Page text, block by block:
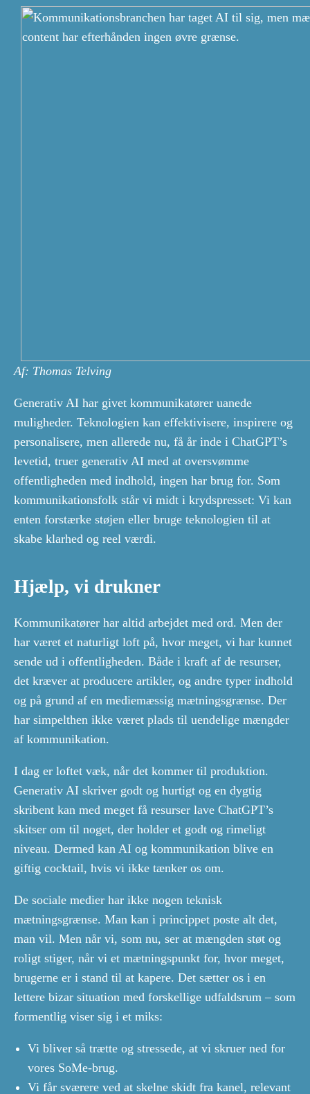
Af: Thomas Telving
Generativ AI har givet kommunikatører uanede
muligheder. Teknologien kan effektivisere, inspirere og
personalisere, men allerede nu, få år inde i ChatGPT’s
levetid, truer generativ AI med at oversvømme
offentligheden med indhold, ingen har brug for. Som
kommunikationsfolk står vi midt i krydspresset: Vi kan
enten forstærke støjen eller bruge teknologien til at
skabe klarhed og reel værdi.
Hjælp, vi drukner
Kommunikatører har altid arbejdet med ord. Men der
har været et naturligt loft på, hvor meget, vi har kunnet
sende ud i offentligheden. Både i kraft af de resurser,
det kræver at producere artikler, og andre typer indhold
og på grund af en mediemæssig mætningsgrænse. Der
har simpelthen ikke været plads til uendelige mængder
af kommunikation.
I dag er loftet væk, når det kommer til produktion.
Generativ AI skriver godt og hurtigt og en dygtig
skribent kan med meget få resurser lave ChatGPT’s
skitser om til noget, der holder et godt og rimeligt
niveau. Dermed kan AI og kommunikation blive en
giftig cocktail, hvis vi ikke tænker os om.
De sociale medier har ikke nogen teknisk
mætningsgrænse. Man kan i princippet poste alt det,
man vil. Men når vi, som nu, ser at mængden støt og
roligt stiger, når vi et mætningspunkt for, hvor meget,
brugerne er i stand til at kapere. Det sætter os i en
lettere bizar situation med forskellige udfaldsrum – som
formentlig viser sig i et miks:
Vi bliver så trætte og stressede, at vi skruer ned for
vores SoMe-brug.
Vi får sværere ved at skelne skidt fra kanel, relevant